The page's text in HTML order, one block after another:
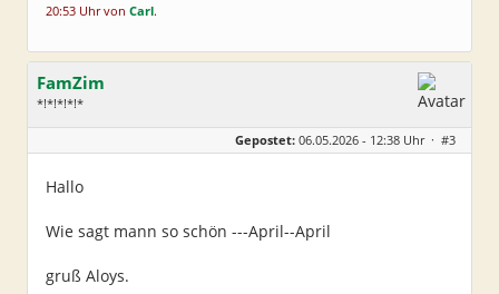
20:53 Uhr von Carl.
FamZim
*!*!*!*!*
Geschlecht:
Beiträge:
2350
Gepostet: 06.05.2026 - 12:38 Uhr · #3
Hallo
Wie sagt mann so schön ---April--April
gruß Aloys.